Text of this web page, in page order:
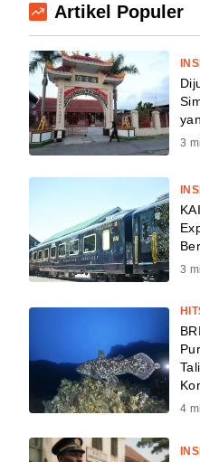
Artikel Populer
3
3
4